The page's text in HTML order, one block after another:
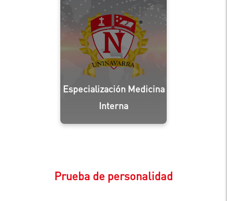
Especialización Medicina
Interna
Prueba de personalidad